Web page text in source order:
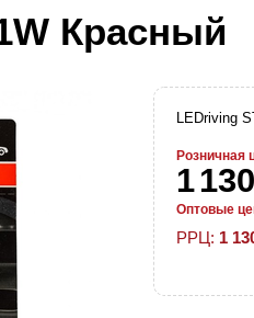
Красный
LEDriving
Розничная
1 130
Оптовые
РРЦ: 1